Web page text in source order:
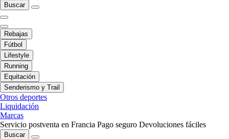
Buscar
Rebajas
Fútbol
Lifestyle
Running
Equitación
Senderismo y Trail
Otros deportes
Liquidación
Marcas
Servicio postventa en Francia Pago seguro Devoluciones fáciles
Buscar